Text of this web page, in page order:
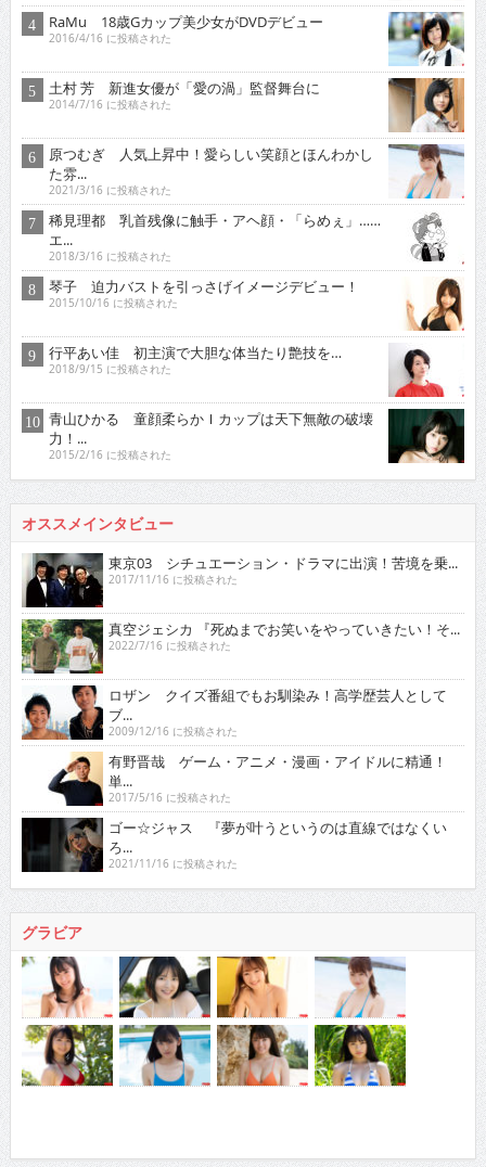
RaMu 18歳Gカップ美少女がDVDデビュー
2016/4/16 に投稿された
土村 芳 新進女優が「愛の渦」監督舞台に
2014/7/16 に投稿された
原つむぎ 人気上昇中！愛らしい笑顔とほんわかし
た雰...
2021/3/16 に投稿された
稀見理都 乳首残像に触手・アヘ顔・「らめぇ」……
エ...
2018/3/16 に投稿された
琴子 迫力バストを引っさげイメージデビュー！
2015/10/16 に投稿された
行平あい佳 初主演で大胆な体当たり艶技を…
2018/9/15 に投稿された
青山ひかる 童顔柔らかＩカップは天下無敵の破壊
力！...
2015/2/16 に投稿された
オススメインタビュー
東京03 シチュエーション・ドラマに出演！苦境を乗...
2017/11/16 に投稿された
真空ジェシカ 『死ぬまでお笑いをやっていきたい！そ...
2022/7/16 に投稿された
ロザン クイズ番組でもお馴染み！高学歴芸人として
ブ...
2009/12/16 に投稿された
有野晋哉 ゲーム・アニメ・漫画・アイドルに精通！
単...
2017/5/16 に投稿された
ゴー☆ジャス 『夢が叶うというのは直線ではなくい
ろ...
2021/11/16 に投稿された
グラビア